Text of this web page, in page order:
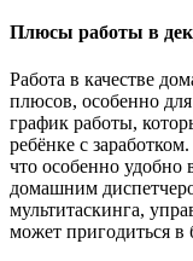
Плюсы работы в
Работа в качестве
плюсов, особенно
график работы,
ребёнке с
что особенно удобно
домашним
мультитаскинга,
может пригодиться в